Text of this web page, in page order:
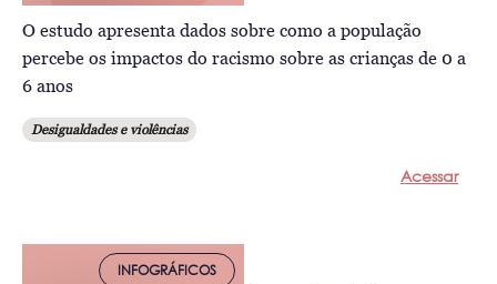
O estudo apresenta dados sobre como a população
percebe os impactos do racismo sobre as crianças de 0 a
6 anos
Desigualdades e violências
Acessar
INFOGRÁFICOS